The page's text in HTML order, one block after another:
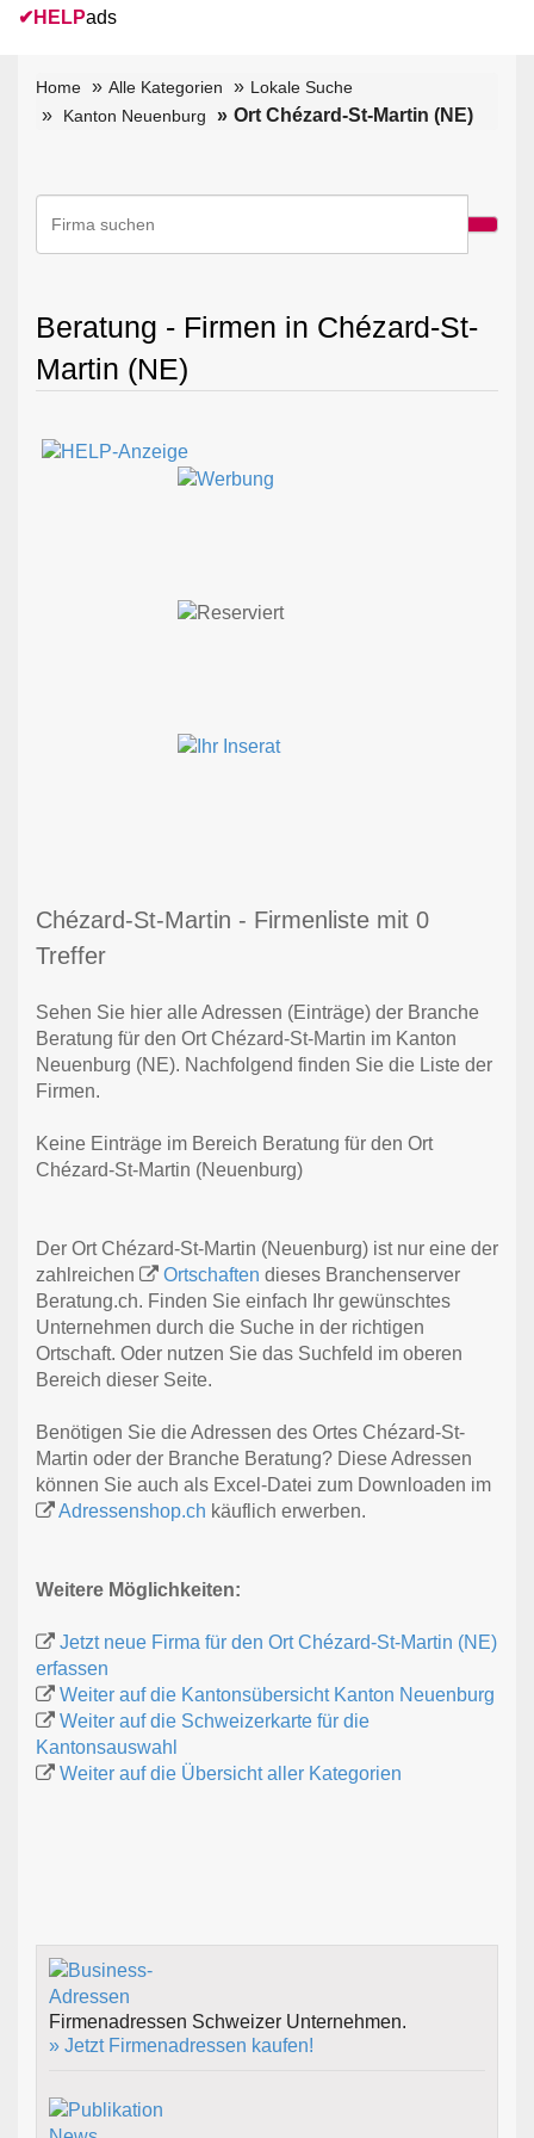
✔ HELPads
Home Alle Kategorien
Lokale Suche
Kanton Neuenburg
Ort Chézard-St-Martin (NE)
Beratung - Firmen in Chézard-St-
Martin (NE)
Chézard-St-Martin - Firmenliste mit 0
Treffer
Sehen Sie hier alle Adressen (Einträge) der Branche
Beratung für den Ort Chézard-St-Martin im Kanton
Neuenburg (NE). Nachfolgend finden Sie die Liste der
Firmen.
Keine Einträge im Bereich Beratung für den Ort
Chézard-St-Martin (Neuenburg)
Der Ort Chézard-St-Martin (Neuenburg) ist nur eine der
zahlreichen
Ortschaften dieses Branchenserver
Beratung.ch. Finden Sie einfach Ihr gewünschtes
Unternehmen durch die Suche in der richtigen
Ortschaft. Oder nutzen Sie das Suchfeld im oberen
Bereich dieser Seite.
Benötigen Sie die Adressen des Ortes Chézard-St-
Martin oder der Branche Beratung? Diese Adressen
können Sie auch als Excel-Datei zum Downloaden im
Adressenshop.ch käuflich erwerben.
Weitere Möglichkeiten:
Jetzt neue Firma für den Ort Chézard-St-Martin (NE)
erfassen
Weiter auf die Kantonsübersicht Kanton Neuenburg
Weiter auf die Schweizerkarte für die
Kantonsauswahl
Weiter auf die Übersicht aller Kategorien
Firmenadressen Schweizer Unternehmen.
» Jetzt Firmenadressen kaufen!